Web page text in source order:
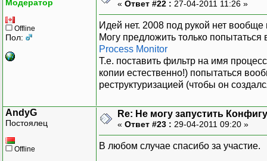
Модератор
Offline
Пол:
« Ответ #22 : 27-04-2011 11:26 »
Идей нет. 2008 под рукой нет вообще
Могу предложить только
Process Monitor
Т.е. поставить фильтр на имя
копии естественно!) попытаться
реструктуризацией (чтобы он
AndyG
Постоялец
Offline
Re: Не могу запустить
« Ответ #23 : 29-04-2011 09:20 »
В любом случае спасибо за участие.